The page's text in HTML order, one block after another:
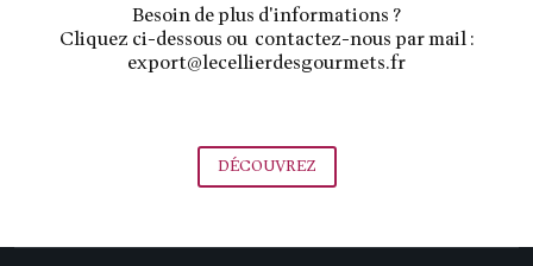
Besoin de plus d'informations ?
Cliquez ci-dessous ou contactez-nous par mail :
export@lecellierdesgourmets.fr
DÉCOUVREZ